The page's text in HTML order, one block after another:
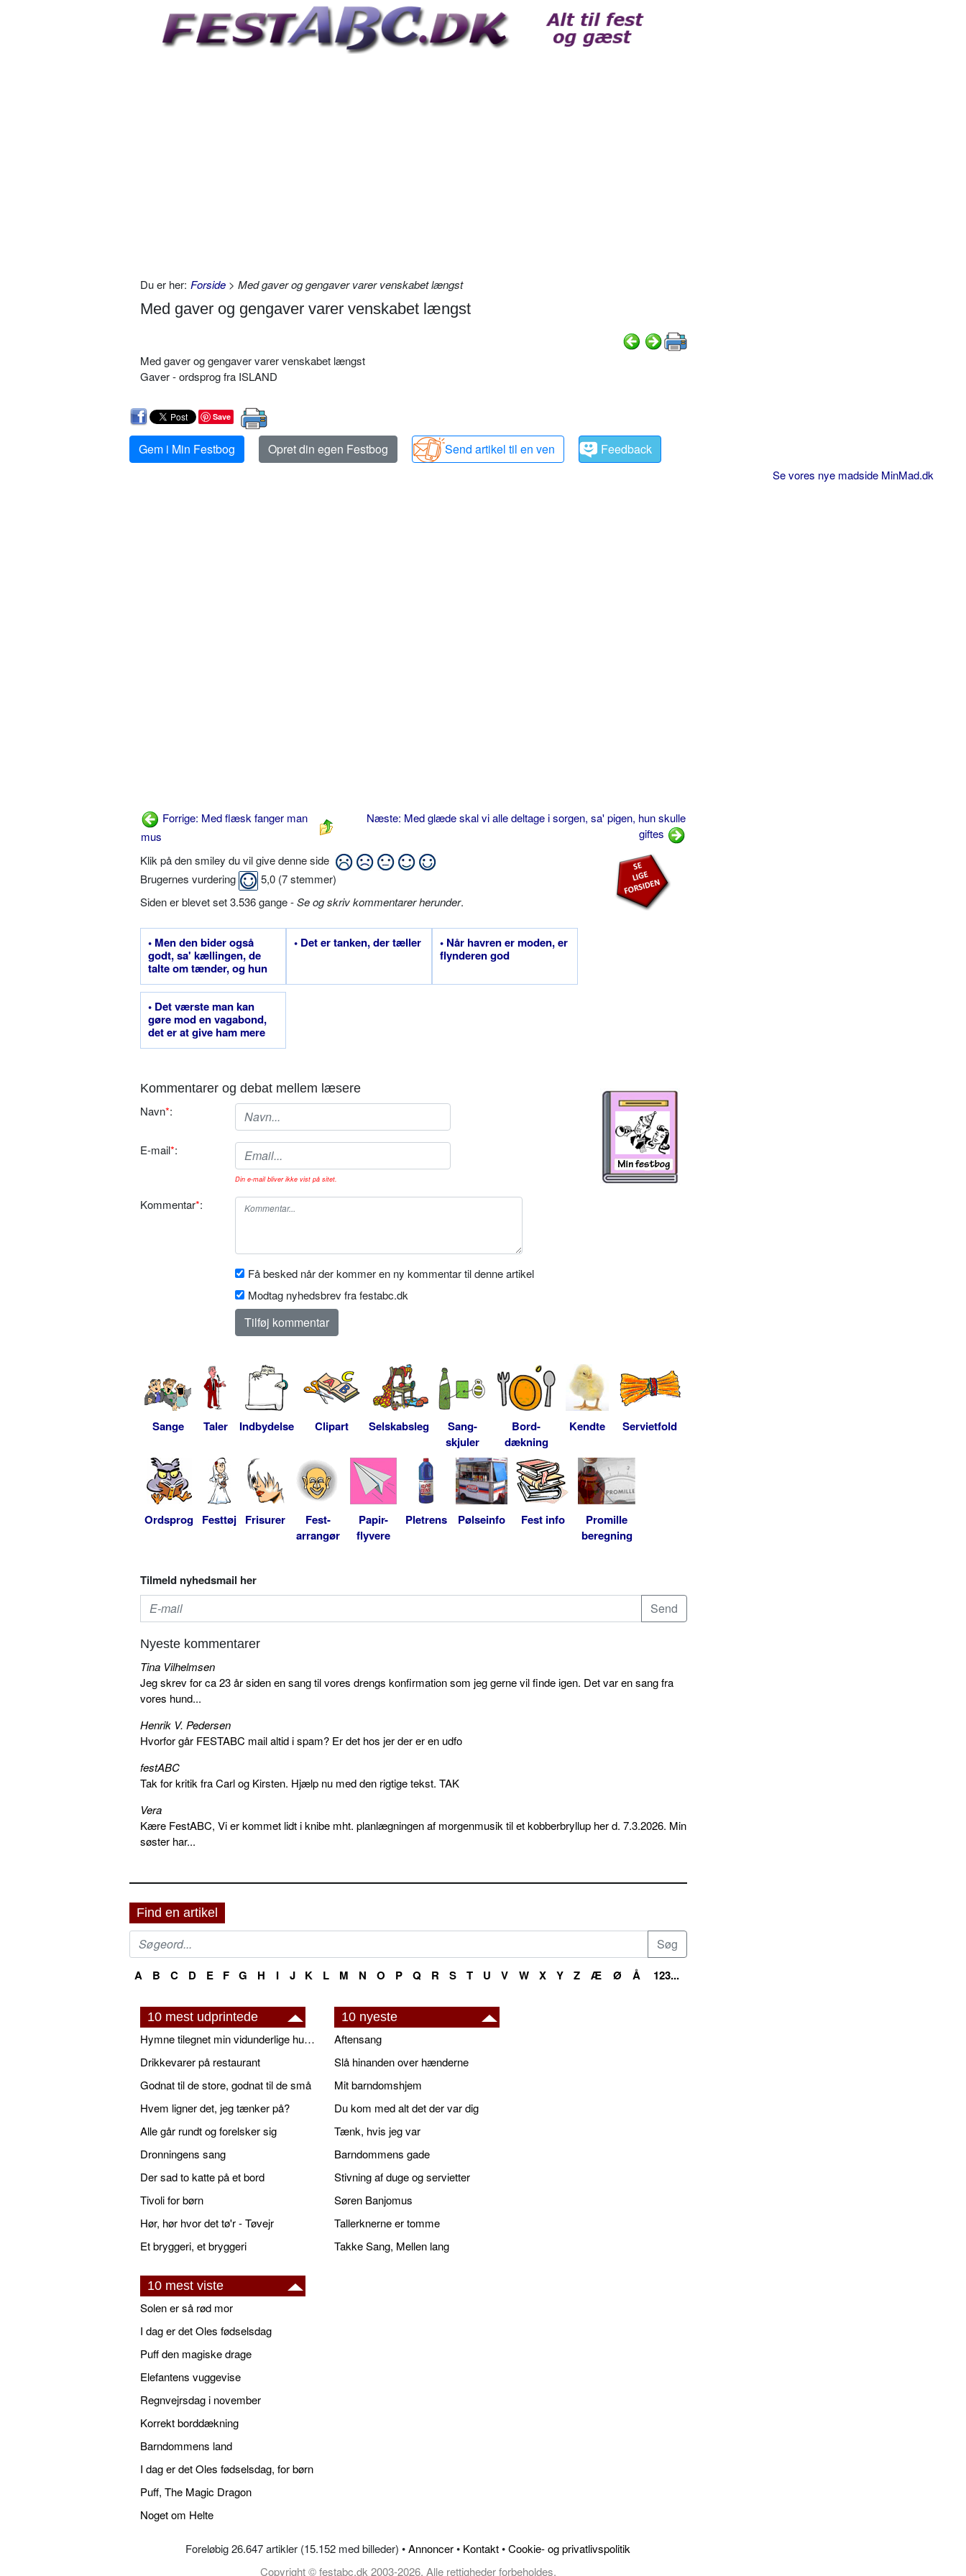
Du er her: Forside > Med gaver og gengaver varer venskabet længst
Med gaver og gengaver varer venskabet længst
Med gaver og gengaver varer venskabet længst
Gaver - ordsprog fra ISLAND
Save
Gem i Min Festbog Opret din egen Festbog Send artikel til en ven Feedback
Forrige: Med flæsk fanger man
mus
Næste: Med glæde skal vi alle deltage i sorgen, sa' pigen, hun skulle
giftes
Klik på den smiley du vil give denne side
Brugernes vurdering
5,0 (7stemmer)
Siden er blevet set 3.536 gange -Se og skriv kommentarer herunder.
• Men den bider også
godt, sa' kællingen, de
talte om tænder, og hun
havde bare en
• Det er tanken, der tæller
• Når havren er moden, er
flynderen god
• Det værste man kan
gøre mod en vagabond,
det er at give ham mere
end han kan bære
Kommentarer og debat mellem læsere
Navn*:
E-mail*:
Din e-mail bliver ikke vist på sitet.
Kommentar*:
Få besked når der kommer en ny kommentar til denne artikel
Modtag nyhedsbrev fra festabc.dk
Sange Taler Indbydelse Clipart Selskabsleg
Sang-
skjuler
Bord-
dækning
Kendte Servietfold
Ordsprog Festtøj Frisurer
Fest-
arrangør
Papir-
flyvere
Pletrens Pølseinfo Fest info
Promille
beregning
Tilmeld nyhedsmail her
Nyeste kommentarer
Tina Vilhelmsen
Jeg skrev for ca 23 år siden en sang til vores drengs konfirmation som jeg gerne vil finde igen. Det var en sang fra
vores hund...
Henrik V. Pedersen
Hvorfor går FESTABC mail altid i spam? Er det hos jer der er en udfo
festABC
Tak for kritik fra Carl og Kirsten. Hjælp nu med den rigtige tekst. TAK
Vera
Kære FestABC, Vi er kommet lidt i knibe mht. planlægningen af morgenmusik til et kobberbryllup her d. 7.3.2026. Min
søster har...
Find en artikel
A B C D E F G H I J K L M N O P Q R S T U V W X Y Z Æ Ø Å 123...
10 mest udprintede
Hymne tilegnet min vidunderlige husbond
Drikkevarer på restaurant
Godnat til de store, godnat til de små
Hvem ligner det, jeg tænker på?
Alle går rundt og forelsker sig
Dronningens sang
Der sad to katte på et bord
Tivoli for børn
Hør, hør hvor det tø'r - Tøvejr
Et bryggeri, et bryggeri
10 nyeste
Aftensang
Slå hinanden over hænderne
Mit barndomshjem
Du kom med alt det der var dig
Tænk, hvis jeg var
Barndommens gade
Stivning af duge og servietter
Søren Banjomus
Tallerknerne er tomme
Takke Sang, Mellen lang
10 mest viste
Solen er så rød mor
I dag er det Oles fødselsdag
Puff den magiske drage
Elefantens vuggevise
Regnvejrsdag i november
Korrekt borddækning
Barndommens land
I dag er det Oles fødselsdag, for børn
Puff, The Magic Dragon
Noget om Helte
Foreløbig 26.647 artikler (15.152 med billeder) •Annoncer• Kontakt•Cookie- og privatlivspolitik
Copyright © festabc.dk 2003-2026, Alle rettigheder forbeholdes.
Se vores nye madside MinMad.dk